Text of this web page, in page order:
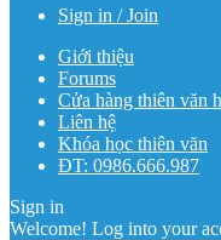
Sign in / Join
Giới thiệu
Forums
Cửa hàng thiên văn
Liên hệ
Khóa học thiên văn
ĐT: 0986.666.987
Sign in
Welcome! Log into your